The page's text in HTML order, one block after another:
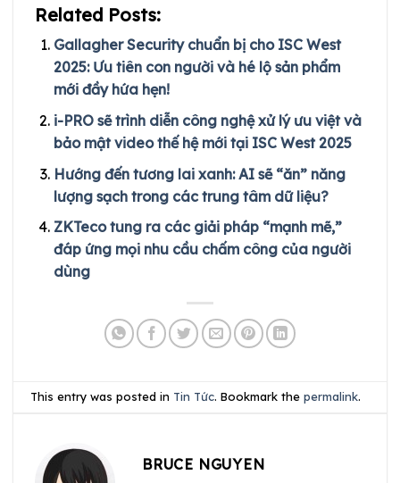
Related Posts:
Gallagher Security chuẩn bị cho ISC West
2025: Ưu tiên con người và hé lộ sản phẩm
mới đầy hứa hẹn!
i-PRO sẽ trình diễn công nghệ xử lý ưu việt và
bảo mật video thế hệ mới tại ISC West 2025
Hướng đến tương lai xanh: AI sẽ “ăn” năng
lượng sạch trong các trung tâm dữ liệu?
ZKTeco tung ra các giải pháp “mạnh mẽ,”
đáp ứng mọi nhu cầu chấm công của người
dùng
This entry was posted in Tin Tức. Bookmark thepermalink.
BRUCE NGUYEN